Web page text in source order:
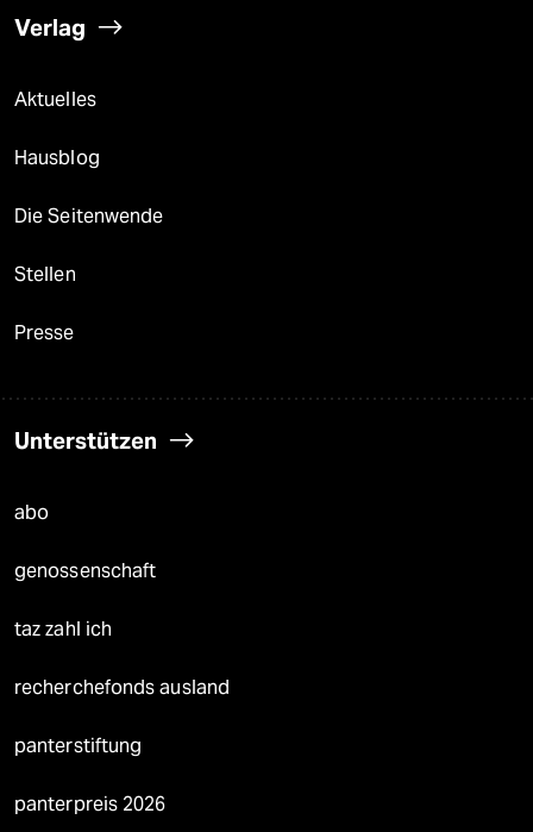
Verlag
Aktuelles
Hausblog
Die Seitenwende
Stellen
Presse
Unterstützen
abo
genossenschaft
taz zahl ich
recherchefonds ausland
panterstiftung
panterpreis 2026